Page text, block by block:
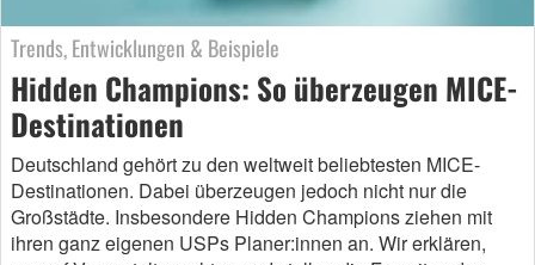
Trends, Entwicklungen & Beispiele
Hidden Champions: So überzeugen MICE-
Destinationen
Deutschland gehört zu den weltweit beliebtesten MICE-
Destinationen. Dabei überzeugen jedoch nicht nur die
Großstädte. Insbesondere Hidden Champions ziehen mit
ihren ganz eigenen USPs Planer:innen an. Wir erklären,